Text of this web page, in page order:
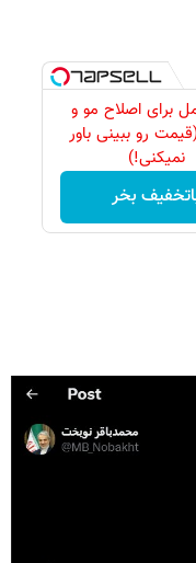
برای اصلاح مو و
رو ببینی باور
نمیکنی!)
بخر